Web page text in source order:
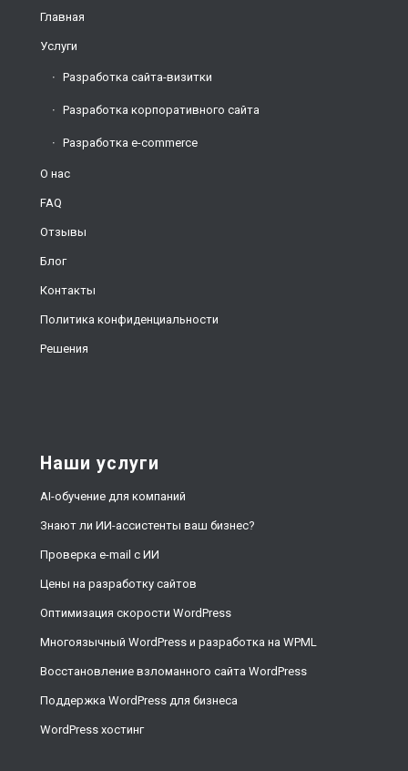
Главная
Услуги
Разработка сайта-визитки
Разработка корпоративного сайта
Разработка e-commerce
О нас
FAQ
Отзывы
Блог
Контакты
Политика конфиденциальности
Решения
Наши услуги
AI-обучение для компаний
Знают ли ИИ-ассистенты ваш бизнес?
Проверка e-mail с ИИ
Цены на разработку сайтов
Оптимизация скорости WordPress
Многоязычный WordPress и разработка на WPML
Восстановление взломанного сайта WordPress
Поддержка WordPress для бизнеса
WordPress хостинг